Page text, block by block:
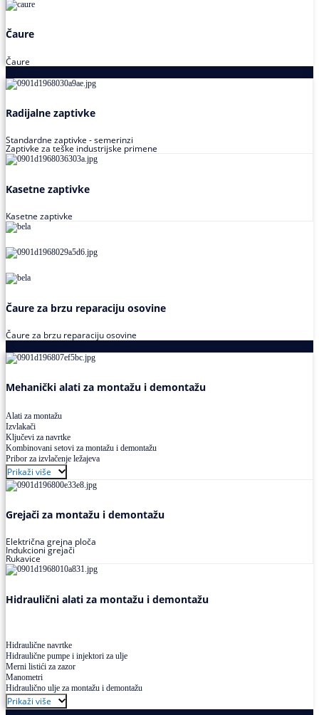
Čaure
Čaure
Radijalne zaptivke
Standardne zaptivke - semerinzi
Zaptivke za teške industrijske primene
Kasetne zaptivke
Kasetne zaptivke
Čaure za brzu reparaciju osovine
Čaure za brzu reparaciju osovine
Mehanički alati za montažu i demontažu
Alati za montažu
Izvlakači
Ključevi za navrtke
Kombinovani setovi za montažu i demontažu
Pribor za izvlačenje ležajeva
Prikaži više
Grejači za montažu i demontažu
Električna grejna ploča
Indukcioni grejači
Rukavice
Hidraulični alati za montažu i demontažu
Hidraulične navrtke
Hidraulične pumpe i injektori za ulje
Merni listići za zazor
Manometri
Hidraulično ulje za montažu i demontažu
Prikaži više